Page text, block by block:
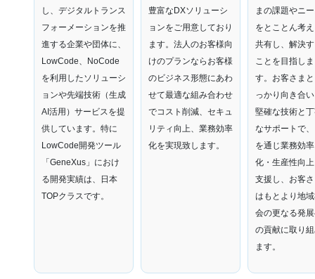
し、デジタルトランス
フォーメーションを推
進する企業や団体に、
LowCode、NoCode
を利用したソリューシ
ョンや先端技術（生成
AI活用）サービスを提
供しています。特に
LowCode開発ツール
「GeneXus」におけ
る開発実績は、日本
TOPクラスです。
豊富なDXソリューシ
ョンをご用意しており
ます。法人のお客様向
けのプランならお客様
のビジネス形態にあわ
せて最適な組み合わせ
でコスト削減、セキュ
リティ向上、業務効率
化を実現致します。
まの課題やニ
をとことん考
共有し、解決
ことを目指しま
す。お客さま
っかり向き合
堅確な技術と
なサポートで
を通じ業務効率
化・生産性向
支援し、お客
はもとより地
会の更なる発
の貢献に取り
ます。